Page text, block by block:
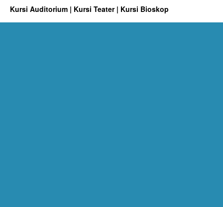
Kursi Auditorium | Kursi Teater | Kursi Bioskop